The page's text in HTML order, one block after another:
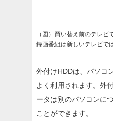
（図）買い替え前のテレ
録画番組は新しいテレビで
外付けHDDは、パソコ
よく利用されます。外
ータは別のパソコンに
ことができます。